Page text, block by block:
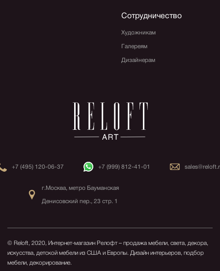
Сотрудничество
Художникам
Галереям
Дизайнерам
+7 (495) 120-06-37 +7 (999) 812-41-01
г.Москва, метро Бауманская
Денисовский пер., 23 стр. 1
© Reloft, 2020, Интернет-магазин Релофт – продажа мебели, света, декора,
искусства, детской мебели из США и Европы. Дизайн интерьеров, подбор
мебели, декорирование.